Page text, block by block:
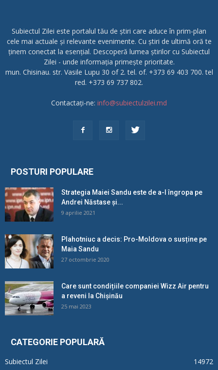
Subiectul Zilei este portalul tău de știri care aduce în prim-plan
cele mai actuale și relevante evenimente. Cu știri de ultimă oră te
ținem conectat la esențial. Descoperă lumea știrilor cu Subiectul
Zilei - unde informația primește prioritate.
mun. Chisinau. str. Vasile Lupu 30 of 2. tel. of. +373 69 403 700. tel
red. +373 69 737 802.
Contactați-ne: info@subiectulzilei.md
POSTURI POPULARE
Strategia Maiei Sandu este de a-l îngropa pe
Andrei Năstase și...
9 aprilie 2021
Plahotniuc a decis: Pro-Moldova o susține pe
Maia Sandu
27 octombrie 2020
Care sunt condițiile companiei Wizz Air pentru
a reveni la Chișinău
25 mai 2023
CATEGORIE POPULARĂ
Subiectul Zilei 14972